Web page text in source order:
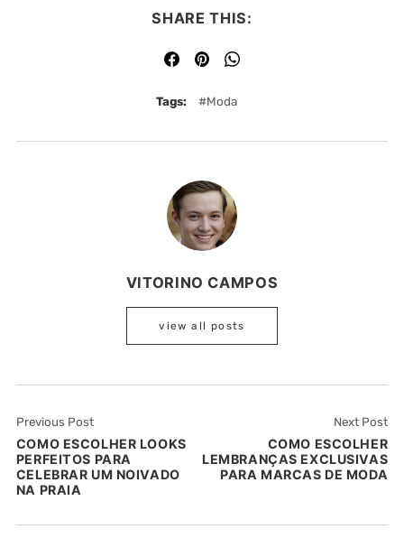
SHARE THIS:
Tags: Moda
VITORINO CAMPOS
view all posts
Previous Post
COMO ESCOLHER LOOKS
PERFEITOS PARA
CELEBRAR UM NOIVADO
NA PRAIA
Next Post
COMO ESCOLHER
LEMBRANÇAS EXCLUSIVAS
PARA MARCAS DE MODA